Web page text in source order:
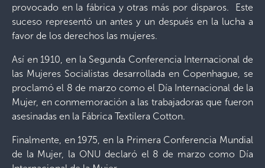
provocado en la fábrica y otras más por disparos. Este
suceso representó un antes y un después en la lucha a
favor de los derechos las mujeres.
Así en 1910, en la Segunda Conferencia Internacional de
las Mujeres Socialistas desarrollada en Copenhague, se
proclamó el 8 de marzo como el Día Internacional de la
Mujer, en conmemoración a las trabajadoras que fueron
asesinadas en la Fábrica Textilera Cotton.
Finalmente, en 1975, en la Primera Conferencia Mundial
de la Mujer, la ONU declaró el 8 de marzo como Día